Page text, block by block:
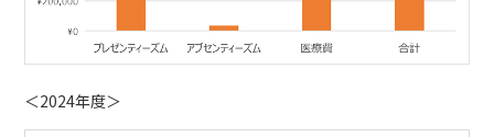
＜2024年度＞